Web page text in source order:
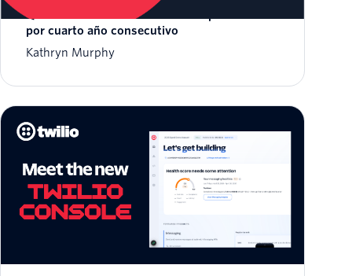
Quadrant™ de Gartner® de 2026 para CPaaS
por cuarto año consecutivo
Kathryn Murphy